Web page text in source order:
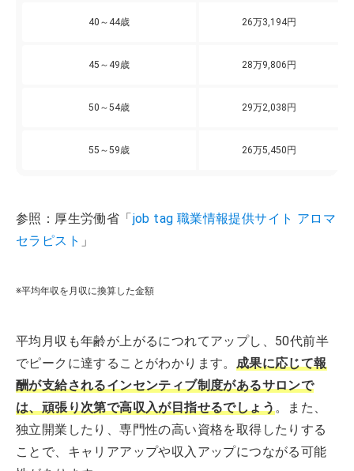
40～44歳 26万3,194円
45～49歳 28万9,806円
50～54歳 29万2,038円
55～59歳 26万5,450円
参照：厚生労働省「job tag 職業情報提供サイト アロマ
セラピスト 」
※平均年収を月収に換算した金額
平均月収も年齢が上がるにつれてアップし、50代前半
でピークに達することがわかります。 成果に応じて報
酬が支給されるインセンティブ制度があるサロンで
は、頑張り次第で高収入が目指せるでしょう。また、
独立開業したり、専門性の高い資格を取得したりする
ことで、キャリアアップや収入アップにつながる可能